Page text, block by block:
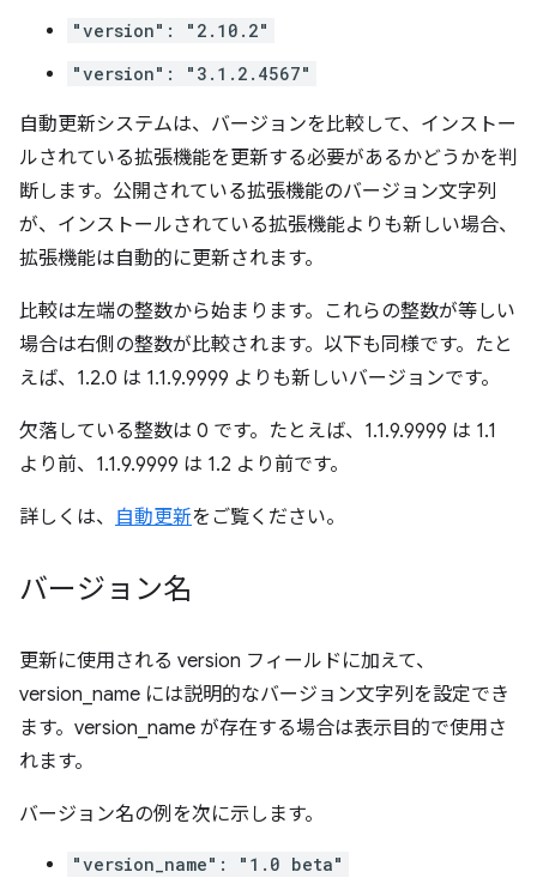
"version": "2.10.2"
"version": "3.1.2.4567"
自動更新システムは、バージョンを比較して、インストー
ルされている拡張機能を更新する必要があるかどうかを判
断します。公開されている拡張機能のバージョン文字列
が、インストールされている拡張機能よりも新しい場合、
拡張機能は自動的に更新されます。
比較は左端の整数から始まります。これらの整数が等しい
場合は右側の整数が比較されます。以下も同様です。たと
えば、1.2.0 は 1.1.9.9999 よりも新しいバージョンです。
欠落している整数は 0 です。たとえば、1.1.9.9999 は 1.1
より前、1.1.9.9999 は 1.2 より前です。
詳しくは、 自動更新をご覧ください。
バージョン名
更新に使用される version フィールドに加えて、
version_name には説明的なバージョン文字列を設定でき
ます。version_name が存在する場合は表示目的で使用さ
れます。
バージョン名の例を次に示します。
"version_name": "1.0 beta"